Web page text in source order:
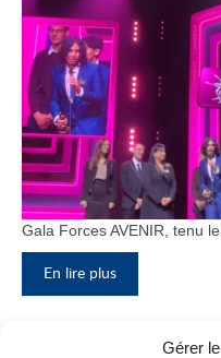
Gérer
Gala Forces AVENIR, tenu
En lire plus